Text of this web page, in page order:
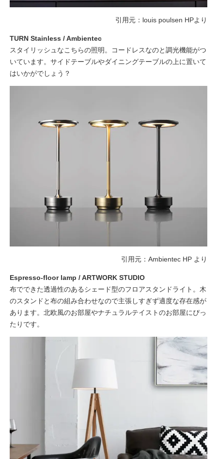
引用元：louis poulsen HPより
TURN Stainless / Ambientec
スタイリッシュなこちらの照明。コードレスなのと調光機能がつ
いています。サイドテーブルやダイニングテーブルの上に置いて
はいかがでしょう？
引用元：Ambientec HP より
Espresso-floor lamp / ARTWORK STUDIO
布でできた透過性のあるシェード型のフロアスタンドライト。木
のスタンドと布の組み合わせなので主張しすぎず適度な存在感が
あります。北欧風のお部屋やナチュラルテイストのお部屋にぴっ
たりです。